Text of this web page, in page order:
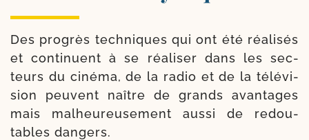
Des pro­grès tech­niques qui ont été réa­li­sés
et conti­nuent à se réa­li­ser dans les sec­
teurs du ciné­ma, de la radio et de la télé­vi­
sion peuvent naître de grands avan­tages
mais mal­heu­reu­se­ment aus­si de redou­
tables dangers.